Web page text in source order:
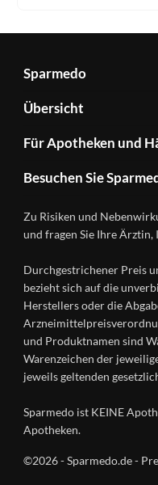
Sparmedo
Über
Sparmedo
FAQ
Kontakt
Datenschutz
Nutzungsbedingungen
Übersicht
Herstellerverzeichnis
Produkte
A-
Ratgeber
Wirkstoffe
Gesundheitsmagazin
Für Apotheken und
&
Händlerlogin
Besuchen Sie
Instagram
Zu Risiken und
und fragen Sie Ihre
Durchgestrichener Preis
bezieht sich auf die
Herstellers oder die
und Produktnamen sind
Warenzeichen der
jeweils geltenden
Sparmedo ist KEINE
Apotheken.
©2026 - Sparmedo.de -